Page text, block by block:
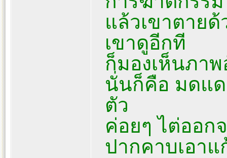
แล้วเขาตาย
เขาดูอีกที
ก็มองเห็นภา
นั่นก็คือ มดแ
ตัว
ค่อยๆ ไต่ออก
ปากคาบเอา